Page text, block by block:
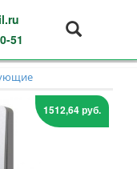
51
1512,64 руб.